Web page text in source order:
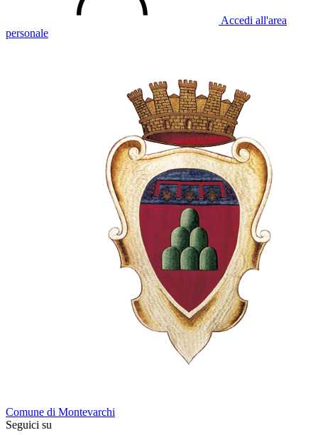
Accedi all'area
personale
Comune di Montevarchi
Seguici su